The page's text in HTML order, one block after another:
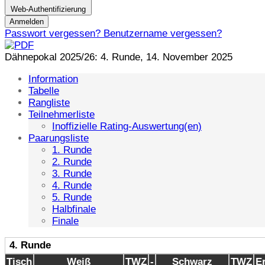
Web-Authentifizierung
Anmelden
Passwort vergessen? Benutzername vergessen?
Dähnepokal 2025/26: 4. Runde, 14. November 2025
Information
Tabelle
Rangliste
Teilnehmerliste
Inoffizielle Rating-Auswertung(en)
Paarungsliste
1. Runde
2. Runde
3. Runde
4. Runde
5. Runde
Halbfinale
Finale
4. Runde
Tisch
Weiß TWZ - Schwarz TWZ